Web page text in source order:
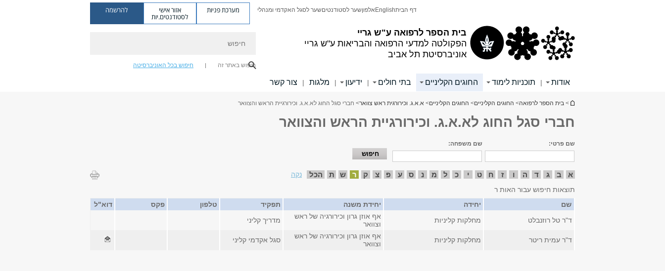
בית הספר לרפואה ע"ש גריי
הפקולטה למדעי הרפואה והבריאות ע"ש גריי
אוניברסיטת תל אביב
דף הביתEnglish אלפוןשער לסטודנטיםשער לסגל האקדמי ומנהלי מערכת פניות אזור אישי
לסטודנטים.יות
להרשמה
חיפוש באתר זה חיפוש בכל האוניברסיטה
אודות | תוכניות לימוד החוגים הקליניים בתי חולים | ידיעון | מלגות | צור קשר
הינך נמצא כאן
> בית הספר לרפואה> החוגים הקליניים> החוגים הקליניים> א.א.ג. וכירורגית ראש צוואר> חברי סגל החוג לא.א.ג. וכירורגיית הראש והצוואר
חברי סגל החוג לא.א.ג. וכירורגיית הראש והצוואר
שם פרטי: שם משפחה:
א ב ג ד ה ו ז ח ט י כ ל מ נ ס ע פ צ ק ר ש ת הכל
נקה
תוצאות חיפוש עבור האות ר
שם
יחידה יחידת משנה תפקיד טלפון פקס
דוא"ל
ד"ר טל רוזנבלט
מחלקות קליניות
אף אוזן גרון וכירורגיה של ראש
וצוואר
מדריך קליני
ד"ר עמית ריטר מחלקות קליניות
אף אוזן גרון וכירורגיה של ראש
וצוואר
סגל אקדמי קליני